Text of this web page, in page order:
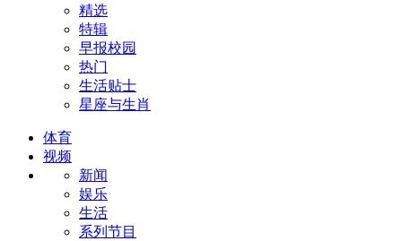
精选
特辑
早报校园
热门
生活贴士
星座与生肖
体育
视频
新闻
娱乐
生活
系列节目